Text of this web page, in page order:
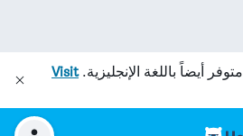
متوفر أيضاً باللغة الإنجليزية.Visit